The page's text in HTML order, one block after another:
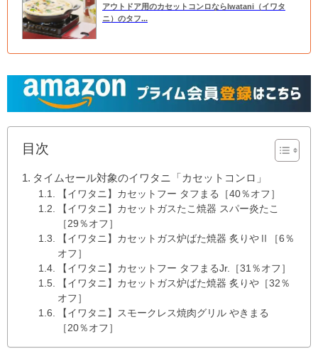
アウトドア用のカセットコンロならIwatani（イワタ
ニ）のタフ...
目次
タイムセール対象のイワタニ「カセットコンロ」
【イワタニ】カセットフー タフまる［40％オフ］
【イワタニ】カセットガスたこ焼器 スパー炎たこ
［29％オフ］
【イワタニ】カセットガス炉ばた焼器 炙りやⅡ［6％
オフ］
【イワタニ】カセットフー タフまるJr.［31％オフ］
【イワタニ】カセットガス炉ばた焼器 炙りや［32％
オフ］
【イワタニ】スモークレス焼肉グリル やきまる
［20％オフ］